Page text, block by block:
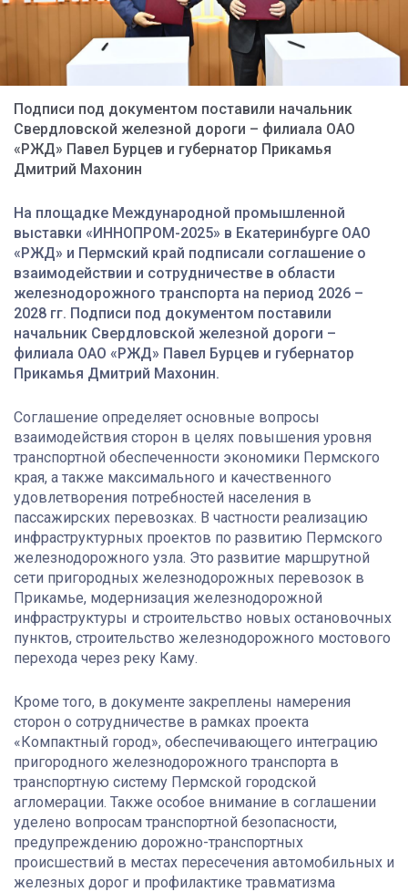
Подписи под документом поставили начальник
Свердловской железной дороги – филиала ОАО
«РЖД» Павел Бурцев и губернатор Прикамья
Дмитрий Махонин
На площадке Международной промышленной
выставки «ИННОПРОМ-2025» в Екатеринбурге ОАО
«РЖД» и Пермский край подписали соглашение о
взаимодействии и сотрудничестве в области
железнодорожного транспорта на период 2026 –
2028 гг. Подписи под документом поставили
начальник Свердловской железной дороги –
филиала ОАО «РЖД» Павел Бурцев и губернатор
Прикамья Дмитрий Махонин.
Соглашение определяет основные вопросы
взаимодействия сторон в целях повышения уровня
транспортной обеспеченности экономики Пермского
края, а также максимального и качественного
удовлетворения потребностей населения в
пассажирских перевозках. В частности реализацию
инфраструктурных проектов по развитию Пермского
железнодорожного узла. Это развитие маршрутной
сети пригородных железнодорожных перевозок в
Прикамье, модернизация железнодорожной
инфраструктуры и строительство новых остановочных
пунктов, строительство железнодорожного мостового
перехода через реку Каму.
Кроме того, в документе закреплены намерения
сторон о сотрудничестве в рамках проекта
«Компактный город», обеспечивающего интеграцию
пригородного железнодорожного транспорта в
транспортную систему Пермской городской
агломерации. Также особое внимание в соглашении
уделено вопросам транспортной безопасности,
предупреждению дорожно-транспортных
происшествий в местах пересечения автомобильных и
железных дорог и профилактике травматизма